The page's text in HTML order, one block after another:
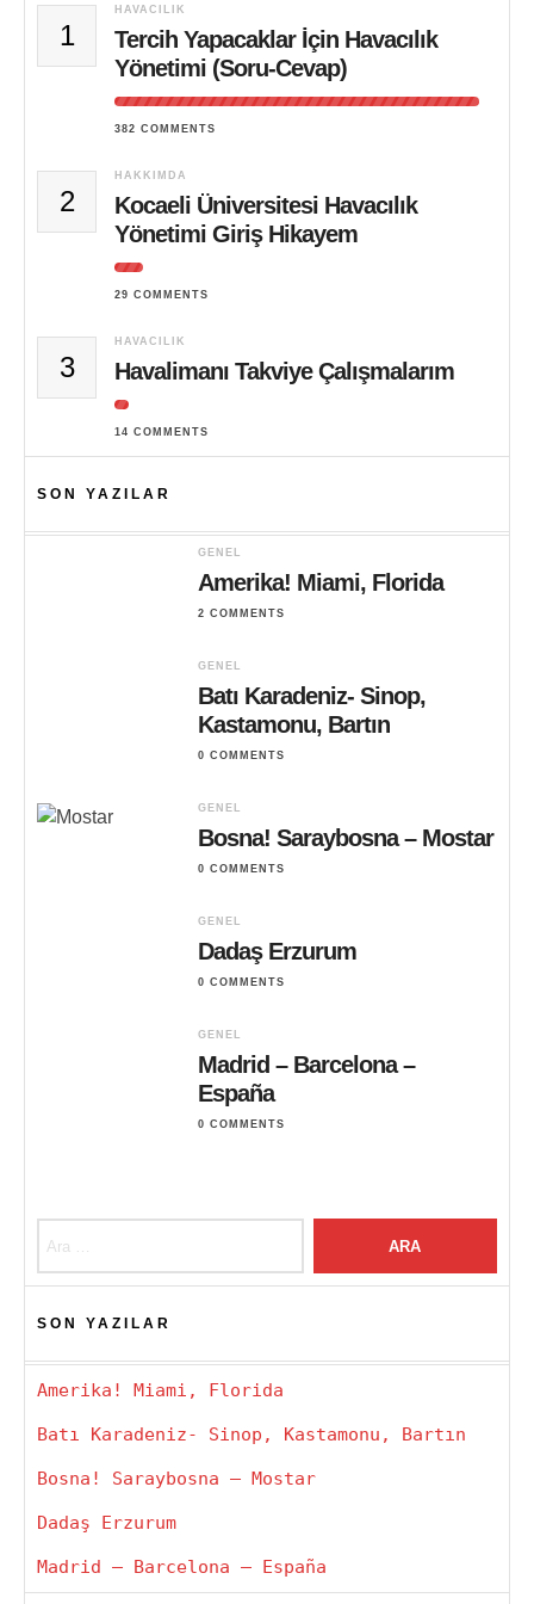
1
HAVACILIK
Tercih Yapacaklar İçin Havacılık
Yönetimi (Soru-Cevap)
382 COMMENTS
2
HAKKIMDA
Kocaeli Üniversitesi Havacılık
Yönetimi Giriş Hikayem
29 COMMENTS
3
HAVACILIK
Havalimanı Takviye Çalışmalarım
14 COMMENTS
SON YAZILAR
GENEL
Amerika! Miami, Florida
2 COMMENTS
GENEL
Batı Karadeniz- Sinop,
Kastamonu, Bartın
0 COMMENTS
GENEL
Bosna! Saraybosna – Mostar
0 COMMENTS
GENEL
Dadaş Erzurum
0 COMMENTS
GENEL
Madrid – Barcelona –
España
0 COMMENTS
SON YAZILAR
Amerika! Miami, Florida
Batı Karadeniz- Sinop, Kastamonu, Bartın
Bosna! Saraybosna – Mostar
Dadaş Erzurum
Madrid – Barcelona – España